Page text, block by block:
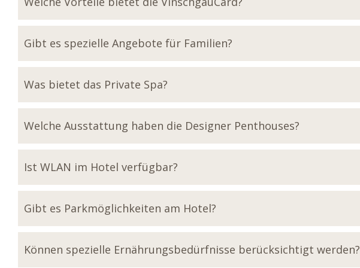
Gibt es spezielle Angebote für Familien?
Was bietet das Private Spa?
Welche Ausstattung haben die Designer Penthouses?
Ist WLAN im Hotel verfügbar?
Gibt es Parkmöglichkeiten am Hotel?
Können spezielle Ernährungsbedürfnisse berücksichtigt werden?